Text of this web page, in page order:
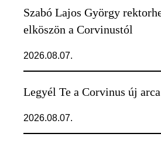
Szabó Lajos György
elköszön a Corvinustól
2026.08.07.
Legyél Te a Corvinus új
2026.08.07.